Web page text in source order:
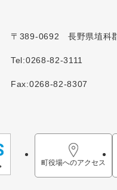
〒389-0692 長野県埴科
Tel:0268-82-3111
Fax:0268-82-8307
町役場へのアクセス